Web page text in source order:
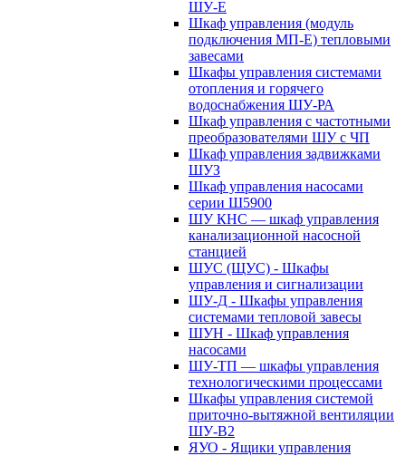
ШУ-Е
Шкаф управления (модуль
подключения МП-Е) тепловыми
завесами
Шкафы управления системами
отопления и горячего
водоснабжения ШУ-РА
Шкаф управления с частотными
преобразователями ШУ с ЧП
Шкаф управления задвижками
ШУЗ
Шкаф управления насосами
серии Ш5900
ШУ КНС — шкаф управления
канализационной насосной
станцией
ШУС (ЩУС) - Шкафы
управления и сигнализации
ШУ-Д - Шкафы управления
системами тепловой завесы
ШУН - Шкаф управления
насосами
ШУ-ТП — шкафы управления
технологическими процессами
Шкафы управления системой
приточно-вытяжной вентиляции
ШУ-В2
ЯУО - Ящики управления